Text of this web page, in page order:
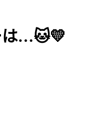
は…🐱💛